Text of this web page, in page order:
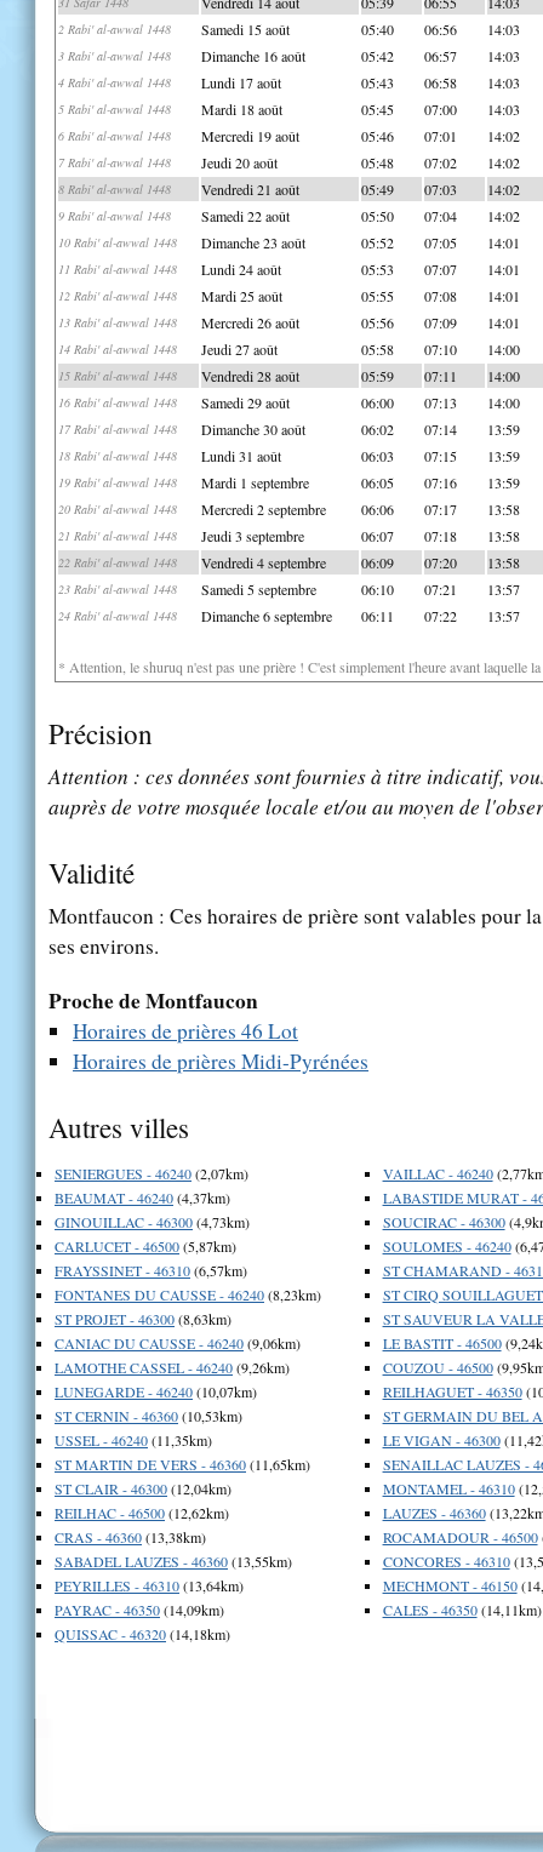
2 Rabi' al-awwal 1448 Samedi 15 août 05:40 06:56 14:03
3 Rabi' al-awwal 1448 Dimanche 16 août 05:42 06:57 14:03
4 Rabi' al-awwal 1448 Lundi 17 août 05:43 06:58 14:03
5 Rabi' al-awwal 1448 Mardi 18 août 05:45 07:00 14:03
6 Rabi' al-awwal 1448 Mercredi 19 août 05:46 07:01 14:02
7 Rabi' al-awwal 1448 Jeudi 20 août 05:48 07:02 14:02
8 Rabi' al-awwal 1448 Vendredi 21 août 05:49 07:03 14:02
9 Rabi' al-awwal 1448 Samedi 22 août 05:50 07:04 14:02
10 Rabi' al-awwal 1448 Dimanche 23 août 05:52 07:05 14:01
11 Rabi' al-awwal 1448 Lundi 24 août 05:53 07:07 14:01
12 Rabi' al-awwal 1448 Mardi 25 août 05:55 07:08 14:01
13 Rabi' al-awwal 1448 Mercredi 26 août 05:56 07:09 14:01
14 Rabi' al-awwal 1448 Jeudi 27 août 05:58 07:10 14:00
15 Rabi' al-awwal 1448 Vendredi 28 août 05:59 07:11 14:00
16 Rabi' al-awwal 1448 Samedi 29 août 06:00 07:13 14:00
17 Rabi' al-awwal 1448 Dimanche 30 août 06:02 07:14 13:59
18 Rabi' al-awwal 1448 Lundi 31 août 06:03 07:15 13:59
19 Rabi' al-awwal 1448 Mardi 1 septembre 06:05 07:16 13:59
20 Rabi' al-awwal 1448 Mercredi 2 septembre 06:06 07:17 13:58
21 Rabi' al-awwal 1448 Jeudi 3 septembre 06:07 07:18 13:58
22 Rabi' al-awwal 1448 Vendredi 4 septembre 06:09 07:20 13:58
23 Rabi' al-awwal 1448 Samedi 5 septembre 06:10 07:21 13:57
24 Rabi' al-awwal 1448 Dimanche 6 septembre 06:11 07:22 13:57
* Attention, le shuruq n'est pas une prière ! C'est simplement l'heure avant laquelle
Précision
Attention : ces données sont fournies à titre indicatif,
auprès de votre mosquée locale et/ou au moyen de
Validité
Montfaucon : Ces horaires de prière sont valables pour
ses environs.
Proche de Montfaucon
Horaires de prières 46 Lot
Horaires de prières Midi-Pyrénées
Autres villes
SENIERGUES - 46240(2,07km)
BEAUMAT - 46240(4,37km)
GINOUILLAC - 46300(4,73km)
CARLUCET - 46500(5,87km)
FRAYSSINET - 46310(6,57km)
FONTANES DU CAUSSE - 46240(8,23km)
ST PROJET - 46300(8,63km)
CANIAC DU CAUSSE - 46240(9,06km)
LAMOTHE CASSEL - 46240(9,26km)
LUNEGARDE - 46240(10,07km)
ST CERNIN - 46360(10,53km)
USSEL - 46240(11,35km)
ST MARTIN DE VERS - 46360(11,65km)
ST CLAIR - 46300(12,04km)
REILHAC - 46500(12,62km)
CRAS - 46360(13,38km)
SABADEL LAUZES - 46360(13,55km)
PEYRILLES - 46310(13,64km)
PAYRAC - 46350(14,09km)
QUISSAC - 46320(14,18km)
VAILLAC - 46240
LABASTIDE MURAT -
SOUCIRAC - 46300
SOULOMES - 46240
ST CHAMARAND -
ST CIRQ
ST SAUVEUR LA
LE BASTIT - 46500
COUZOU - 46500
REILHAGUET - 46350
ST GERMAIN DU BEL
LE VIGAN - 46300
SENAILLAC LAUZES -
MONTAMEL - 46310
LAUZES - 46360
ROCAMADOUR - 46500
CONCORES - 46310
MECHMONT - 46150
CALES - 46350(14,11km)